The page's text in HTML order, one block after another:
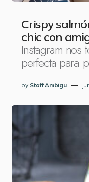
Crispy
chic con
Instagram nos
perfecta para
by Staff Ambigu